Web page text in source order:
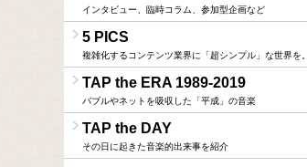
インタビュー、臨時コラム、参加型企画など
5 PICS
複雑化するコンテンツ業界に「超シンプル」な世界を。
TAP the ERA 1989-2019
バブルやネットを吸収した「平成」の音楽
TAP the DAY
その日に起きた音楽的出来事を紹介